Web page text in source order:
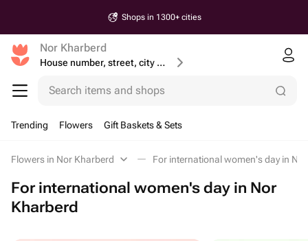
Shops in 1300+ cities
Nor Kharberd
House number, street, city or postcode
Search items and shops
Trending Flowers Gift Baskets & Sets
Flowers in Nor Kharberd For international women's day in
For international women's day in Nor
Kharberd